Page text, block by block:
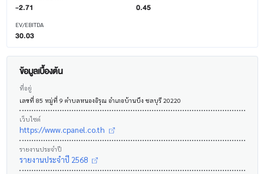
-2.71
EV/EBITDA
30.03
0.45
ข้อมูลเบื้องต้น
ที่อยู่
เลขที่ 85 หมู่ที่ 9 ตำบลหนองอิรุณ อำเภอบ้านบึง ชลบุรี 20220
เว็บไซต์
https://www.cpanel.co.th
รายงานประจำปี
รายงานประจำปี 2568